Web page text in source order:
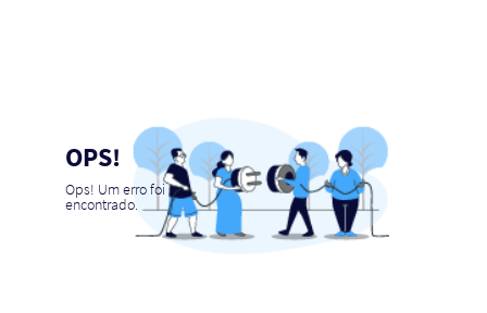
OPS!
Ops! Um erro foi
encontrado.